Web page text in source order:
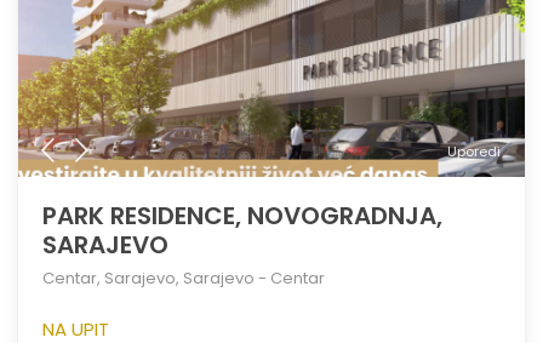
Uporedi
PARK RESIDENCE, NOVOGRADNJA,
SARAJEVO
Centar, Sarajevo, Sarajevo - Centar
NA UPIT